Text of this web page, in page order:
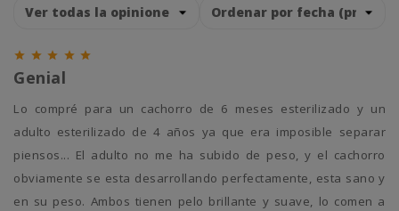
    
Genial
Lo compré para un cachorro de 6 meses esterilizado y un
adulto esterilizado de 4 años ya que era imposible separar
piensos... El adulto no me ha subido de peso, y el cachorro
obviamente se esta desarrollando perfectamente, esta sano y
en su peso. Ambos tienen pelo brillante y suave, lo comen a